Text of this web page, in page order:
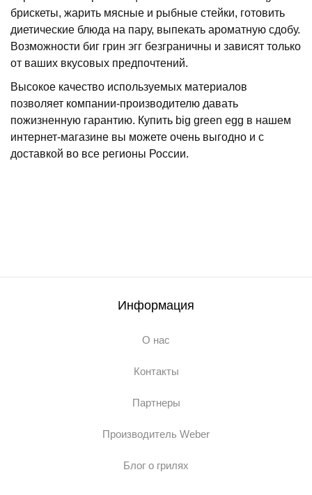
брискеты, жарить мясные и рыбные стейки, готовить
диетические блюда на пару, выпекать ароматную сдобу.
Возможности биг грин эгг безграничны и зависят только
от ваших вкусовых предпочтений.
Высокое качество используемых материалов
позволяет компании-производителю давать
пожизненную гарантию. Купить big green egg в нашем
интернет-магазине вы можете очень выгодно и с
доставкой во все регионы России.
Информация
О нас
Контакты
Партнеры
Производитель Weber
Блог о грилях